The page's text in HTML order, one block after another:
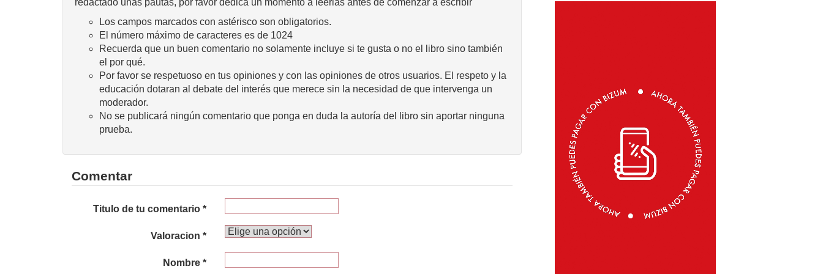
redactado unas pautas, por favor dedica un momento a leerlas antes de comenzar a escribir
Los campos marcados con astérisco son obligatorios.
El número máximo de caracteres es de 1024
Recuerda que un buen comentario no solamente incluye si te gusta o no el libro sino también
el por qué.
Por favor se respetuoso en tus opiniones y con las opiniones de otros usuarios. El respeto y la
educación dotaran al debate del interés que merece sin la necesidad de que intervenga un
moderador.
No se publicará ningún comentario que ponga en duda la autoría del libro sin aportar ninguna
prueba.
Comentar
Titulo de tu comentario *
Valoracion *
Nombre *